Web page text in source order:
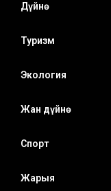
Дүйнө
Туризм
Экология
Жан дүйнө
Спорт
Жарыя